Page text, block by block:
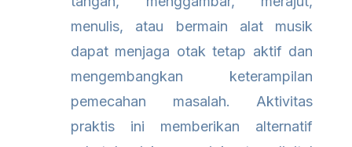
menulis, atau bermain alat musik
dapat menjaga otak tetap aktif dan
mengembangkan keterampilan
pemecahan masalah. Aktivitas
praktis ini memberikan alternatif